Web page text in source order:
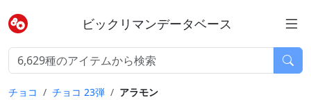
ビックリマンデータベース
チョコ チョコ 23弾 アラモン